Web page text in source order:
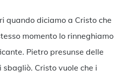
quando diciamo a Cristo che
momento lo rinneghiamo
Pietro presunse delle
sbagliò. Cristo vuole che i